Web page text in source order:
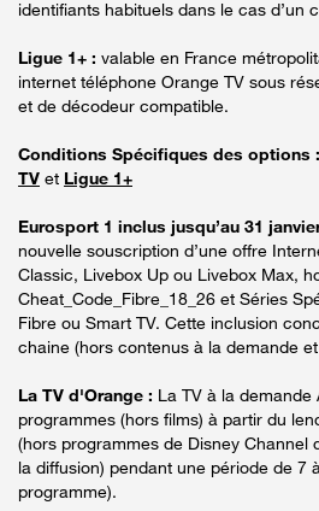
identifiants habituels dans le cas d’un
Ligue 1+ : valable en France
internet téléphone Orange TV sous
et de décodeur compatible.
Conditions Spécifiques des options :
TV et Ligue 1+
Eurosport 1 inclus jusqu’au 31
nouvelle souscription d’une offre
Classic, Livebox Up ou Livebox Max,
Cheat_Code_Fibre_18_26 et Séries
Fibre ou Smart TV. Cette inclusion
chaine (hors contenus à la demande
La TV d'Orange : La TV à la
programmes (hors films) à partir du
(hors programmes de Disney Channel
la diffusion) pendant une période de 7
programme).